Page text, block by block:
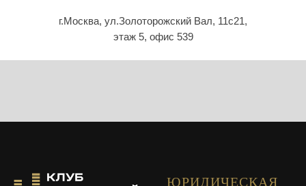
г.Москва, ул.Золоторожский Вал, 11с21,
этаж 5, офис 539
ЮРИДИЧЕСКАЯ